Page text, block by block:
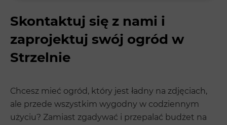
Skontaktuj się z nami i
zaprojektuj swój ogród w
Strzelnie
Chcesz mieć ogród, który jest ładny na zdjęciach,
ale przede wszystkim wygodny w codziennym
użyciu? Zamiast zgadywać i przepalać budżet na